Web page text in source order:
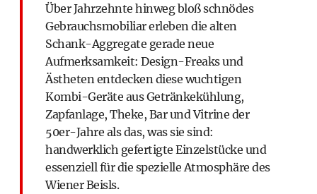
Über Jahrzehnte hinweg bloß schnödes
Gebrauchsmobiliar erleben die alten
Schank-Aggregate gerade neue
Aufmerksamkeit: Design-Freaks und
Ästheten entdecken diese wuchtigen
Kombi-Geräte aus Getränkekühlung,
Zapfanlage, Theke, Bar und Vitrine der
50er-Jahre als das, was sie sind:
handwerklich gefertigte Einzelstücke und
essenziell für die spezielle Atmosphäre des
Wiener Beisls.